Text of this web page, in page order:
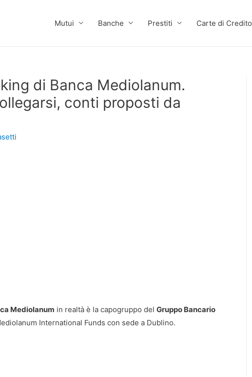
Mutui Banche Prestiti Carte di Credito
di Banca Mediolanum.
conti proposti da
Mediolanum in realtà è la capogruppo del Gruppo Bancario
International Funds con sede a Dublino.